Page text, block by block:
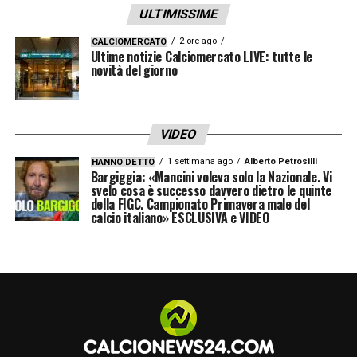
molti valori. Per noi dell’Inter è un motivo
di grande orgoglio essere qui per celebrare
la finale della Coppa Italia che ci vedrà
sfidare la Lazio domani sera all’Olimpico.
educativo e sociale dell’attività sportiva e
per noi è una responsabilità importante
essere qui oggi proprio perché come
allenatori ed atleti dobbiamo essere
sia noi che la Lazio cercheremo di onorare
questa grandissima competizione
ULTIMISSIME
CALCIOMERCATO 2 ore ago
Ultime notizie Calciomercato LIVE: tutte le
novità del giorno
VIDEO
HANNO DETTO 1 settimana ago Alberto Petrosilli
Bargiggia: «Mancini voleva solo la Nazionale. Vi
svelo cosa è successo davvero dietro le quinte
della FIGC. Campionato Primavera male del
calcio italiano» ESCLUSIVA e VIDEO